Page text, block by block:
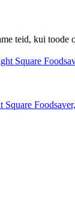
teid, kui toode
Square